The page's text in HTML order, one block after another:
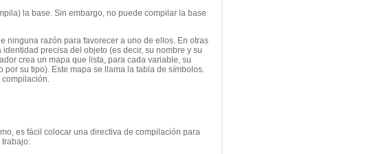
la base. Sin embargo, no puede compilar la base
ninguna razón para favorecer a uno de ellos. En otras
precisa del objeto (es decir, su nombre y su
crea un mapa que lista, para cada variable, su
su tipo). Este mapa se llama la tabla de símbolos.
compilación.
es fácil colocar una directiva de compilación para
trabajo: